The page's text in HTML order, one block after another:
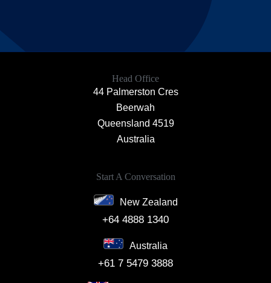
Head Office
44 Palmerston Cres
Beerwah
Queensland 4519
Australia
Start A Conversation
New Zealand
+64 4888 1340
Australia
+61 7 5479 3888